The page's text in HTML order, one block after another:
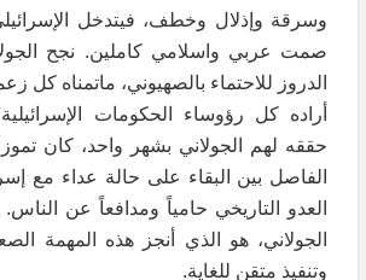
وسرقة وإذلال وخطف، فيتدخل
صمت عربي واسلامي كاملين. نجح
الدروز للاحتماء بالصهيوني، ماتمناه كل
حققه لهم الجولاني بشهر واحد، كان
الفاصل بين البقاء على حالة عداء مع
العدو التاريخي حامياً ومدافعاً عن
الجولاني، هو الذي أنجز هذه المهمة
وتنفيذ متقن للغاية.